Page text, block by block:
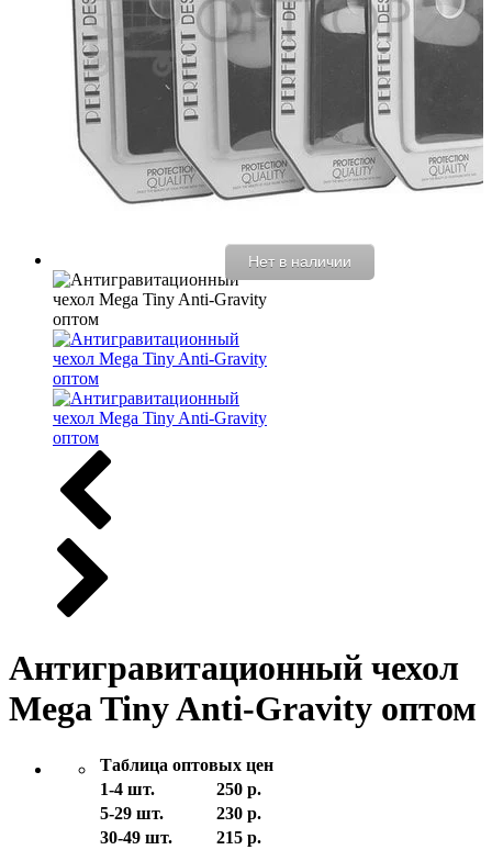
Нет в наличии
Антигравитационный чехол
Mega Tiny Anti-Gravity оптом
Таблица оптовых цен
1-4 шт.
250 р.
5-29 шт.
230 р.
30-49 шт.
215 р.